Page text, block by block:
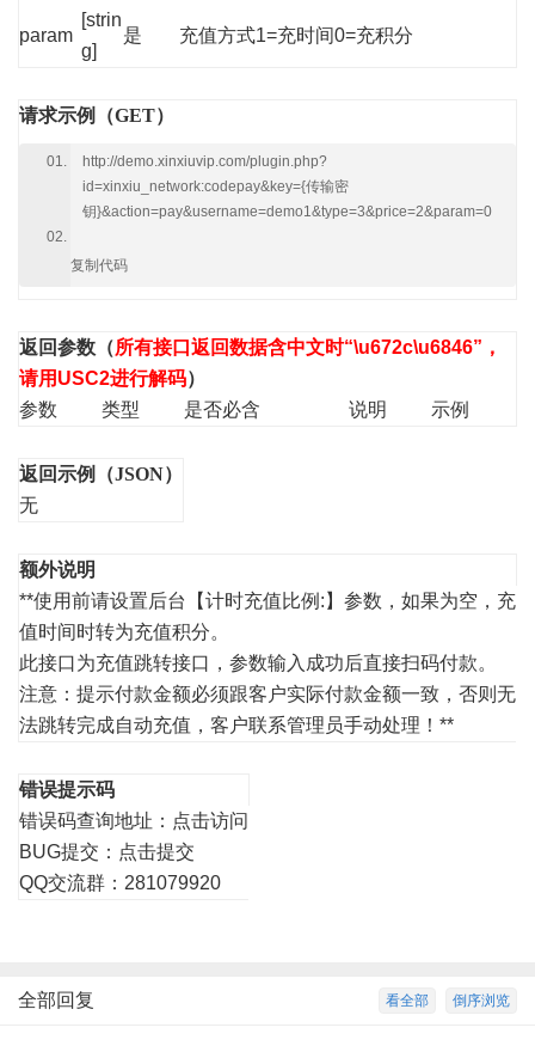
param
[strin
g]
是 充值方式1=充时间0=充积分
请求示例（GET）
http://demo.xinxiuvip.com/plugin.php?
id=xinxiu_network:codepay&key={传输密
钥}&action=pay&username=demo1&type=3&price=2&param=0
复制代码
返回参数 （所有接口返回数据含中文时“\u672c\u6846”，
请用USC2进行解码）
参数
类型 是否必含 说明 示例
返回示例（JSON）
无
额外说明
**使用前请设置后台【计时充值比例:】参数，如果为空，充
值时间时转为充值积分。
此接口为充值跳转接口，参数输入成功后直接扫码付款。
注意：提示付款金额必须跟客户实际付款金额一致，否则无
法跳转完成自动充值，客户联系管理员手动处理！**
错误提示码
错误码查询地址： 点击访问
BUG提交： 点击提交
QQ交流群：281079920
倒序浏览
看全部
全部回复